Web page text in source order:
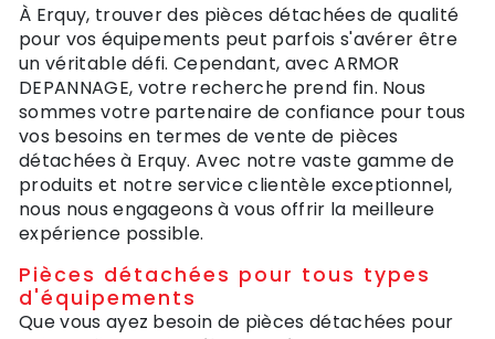
À Erquy, trouver des pièces détachées de qualité
pour vos équipements peut parfois s'avérer être
un véritable défi. Cependant, avec ARMOR
DEPANNAGE, votre recherche prend fin. Nous
sommes votre partenaire de confiance pour tous
vos besoins en termes de vente de pièces
détachées à Erquy. Avec notre vaste gamme de
produits et notre service clientèle exceptionnel,
nous nous engageons à vous offrir la meilleure
expérience possible.
Pièces détachées pour tous types
d'équipements
Que vous ayez besoin de pièces détachées pour